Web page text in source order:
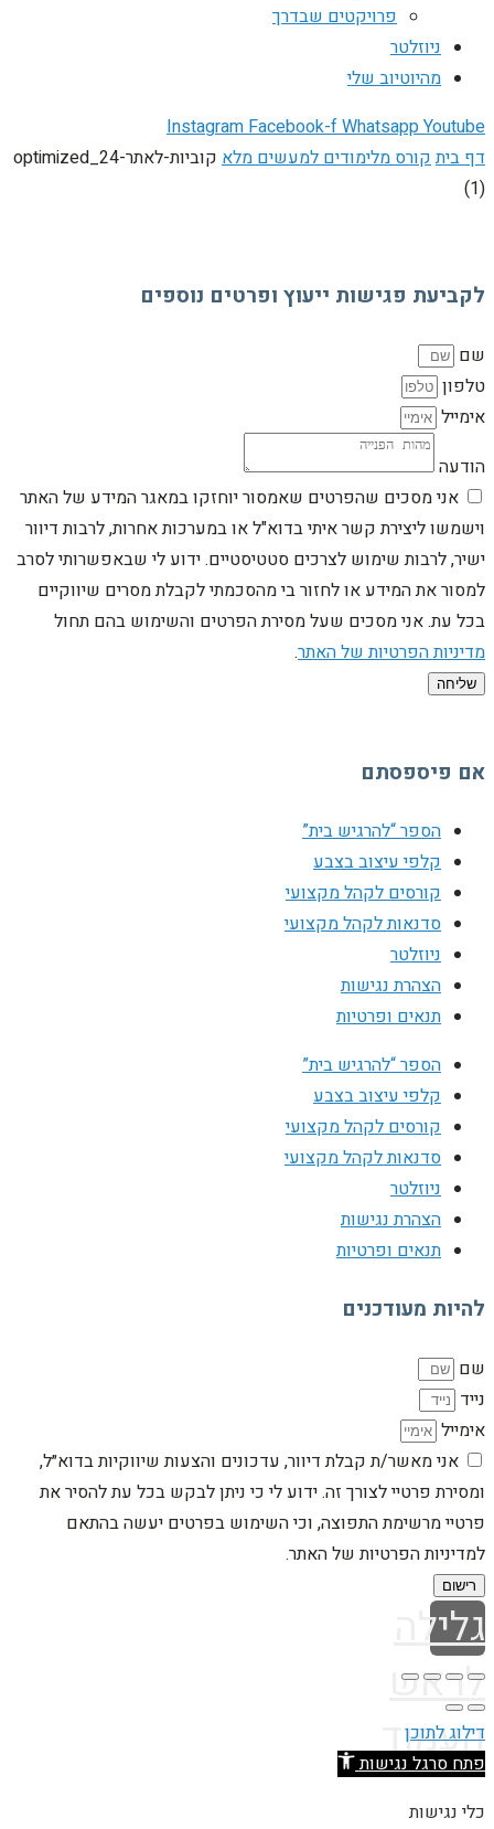
פרויקטים שבדרך
ניוזלטר
מהיוטיוב שלי
InstagramFacebook-fWhatsappYoutube
דף ביתקורס מלימודים למעשים מלא
קוביות-לאתר-24_optimized
(1)
לקביעת פגישות ייעוץ ופרטים נוספים
שם
טלפון
אימייל
הודעה
אני מסכים שהפרטים שאמסור יוחזקו במאגר המידע של האתר
וישמשו ליצירת קשר איתי בדוא"ל או במערכות אחרות, לרבות דיוור
ישיר, לרבות שימוש לצרכים סטטיסטיים. ידוע לי שבאפשרותי לסרב
למסור את המידע או לחזור בי מהסכמתי לקבלת מסרים שיווקיים
בכל עת. אני מסכים שעל מסירת הפרטים והשימוש בהם תחול
מדיניות הפרטיות של האתר.
שליחה
אם פיספסתם
הספר “להרגיש בית”
קלפי עיצוב בצבע
קורסים לקהל מקצועי
סדנאות לקהל מקצועי
ניוזלטר
הצהרת נגישות
תנאים ופרטיות
הספר “להרגיש בית”
קלפי עיצוב בצבע
קורסים לקהל מקצועי
סדנאות לקהל מקצועי
ניוזלטר
הצהרת נגישות
תנאים ופרטיות
להיות מעודכנים
שם
נייד
אימייל
אני מאשר/ת קבלת דיוור, עדכונים והצעות שיווקיות בדוא״ל,
ומסירת פרטיי לצורך זה. ידוע לי כי ניתן לבקש בכל עת להסיר את
פרטיי מרשימת התפוצה, וכי השימוש בפרטים יעשה בהתאם
למדיניות הפרטיות של האתר.
רישום
גלילה
לראש
העמוד
דילוג לתוכן
פתח סרגל נגישות
כלי נגישות